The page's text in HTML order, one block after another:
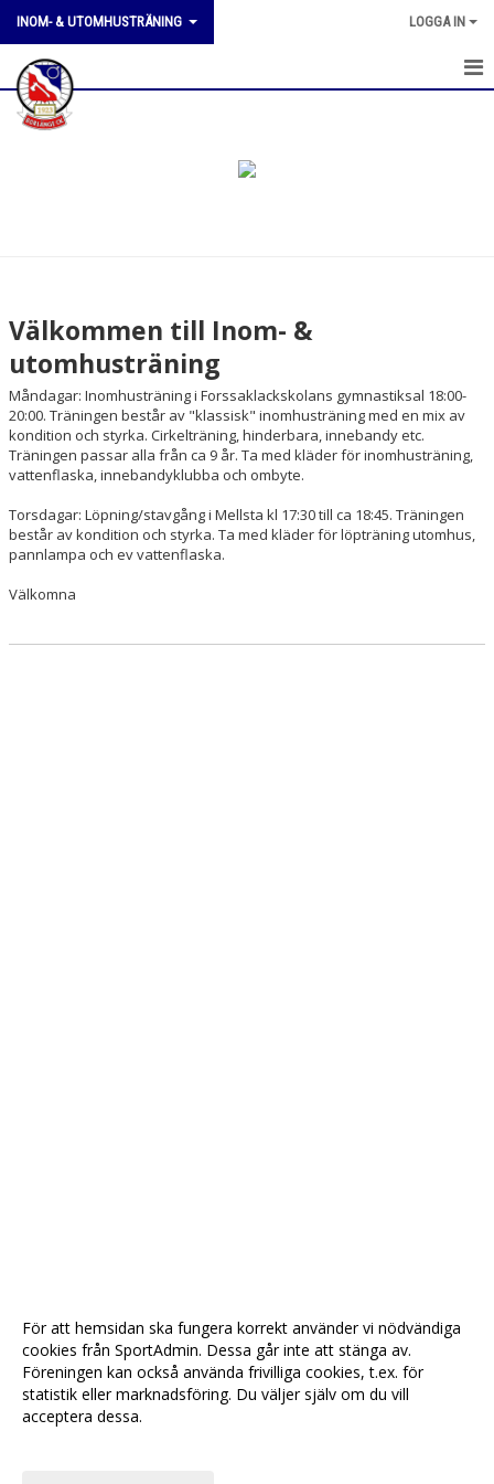
INOM- & UTOMHUSTRÄNING LOGGA IN
OM INOM- & UTOMHUSTRÄNING
Välkommen till Inom- &
utomhusträning
Måndagar: Inomhusträning i Forssaklackskolans gymnastiksal 18:00-
20:00. Träningen består av "klassisk" inomhusträning med en mix av
kondition och styrka. Cirkelträning, hinderbara, innebandy etc.
Träningen passar alla från ca 9 år. Ta med kläder för inomhusträning,
vattenflaska, innebandyklubba och ombyte.
Torsdagar: Löpning/stavgång i Mellsta kl 17:30 till ca 18:45. Träningen
består av kondition och styrka. Ta med kläder för löpträning utomhus,
pannlampa och ev vattenflaska.
Välkomna
För att hemsidan ska fungera korrekt använder vi nödvändiga
cookies från SportAdmin. Dessa går inte att stänga av.
Föreningen kan också använda frivilliga cookies, t.ex. för
statistik eller marknadsföring. Du väljer själv om du vill
acceptera dessa.